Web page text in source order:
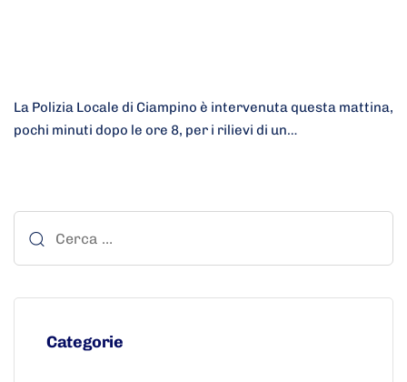
La Polizia Locale di Ciampino è intervenuta questa mattina,
pochi minuti dopo le ore 8, per i rilievi di un…
Categorie